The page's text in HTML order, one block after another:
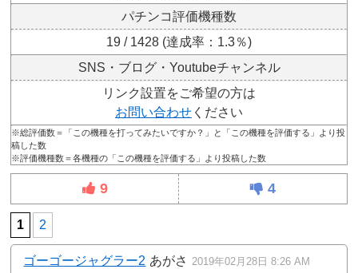
パチンコ評価機種数
19 / 1428 (達成率：1.3％)
SNS・ブログ・Youtubeチャンネル
リンク設置をご希望の方は
お問い合わせ ください
※総評価数＝「この機種を打ってみたいですか？」と「この機種を評価する」より投
稿した数
※評価機種数＝各機種の「この機種を評価する」より投稿した数
9 4
1 2
ゴーゴージャグラー2 あがさ 2019年02月28日 8:26 AM